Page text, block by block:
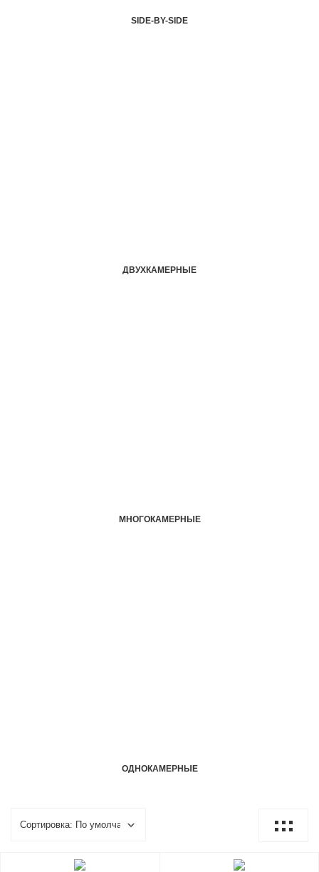
SIDE-BY-SIDE
ДВУХКАМЕРНЫЕ
МНОГОКАМЕРНЫЕ
ОДНОКАМЕРНЫЕ